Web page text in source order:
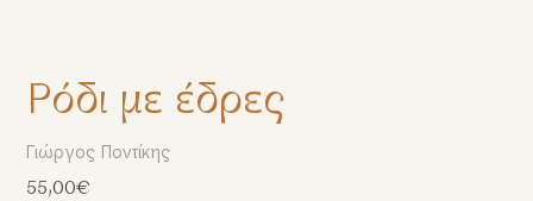
Γιώργος Ποντίκης
55,00€
Ρόδι με έδρες